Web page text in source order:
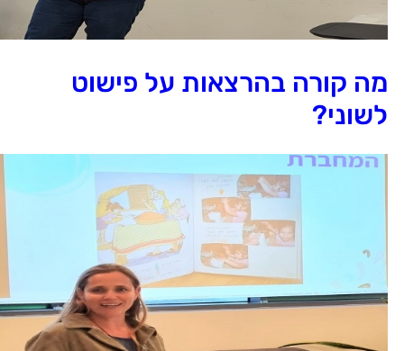
קורה בהרצאות על פישוט